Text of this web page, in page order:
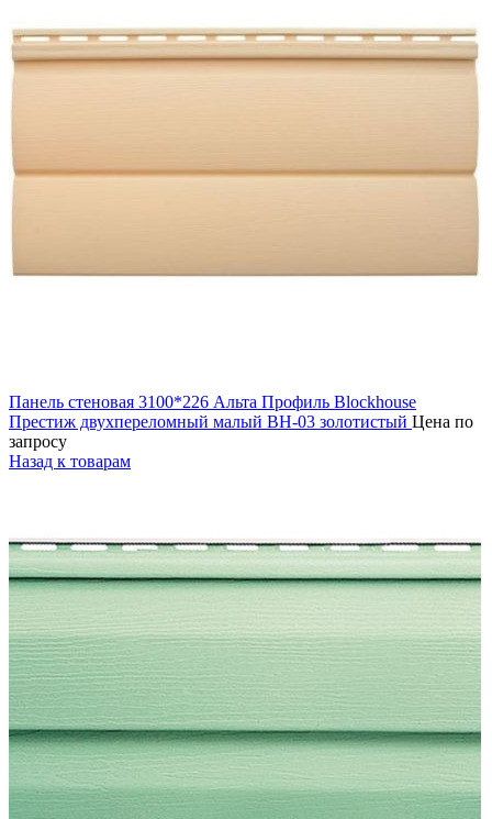
Панель стеновая 3100*226 Альта Профиль Blockhouse
Престиж двухпереломный малый ВН-03 золотистый Цена по
запросу
Назад к товарам